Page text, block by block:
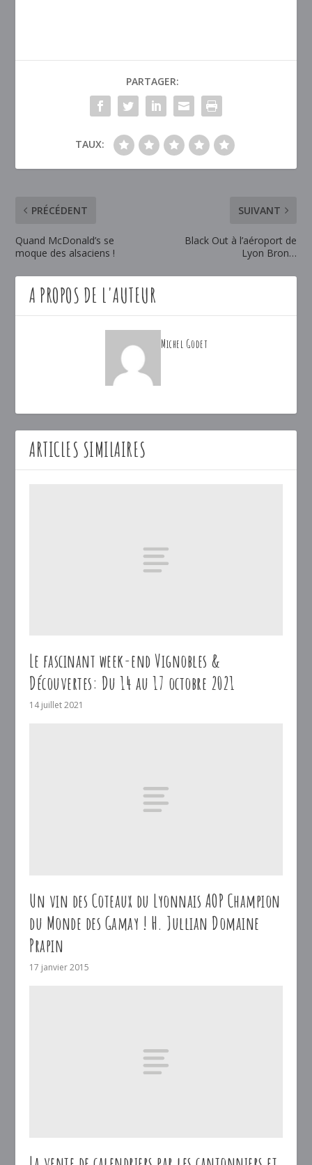
PARTAGER:
TAUX:
PRÉCÉDENT
Quand McDonald’s se
moque des alsaciens !
SUIVANT
Black Out à l’aéroport de
Lyon Bron…
A PROPOS DE L'AUTEUR
Michel Godet
ARTICLES SIMILAIRES
Le fascinant week-end Vignobles &
Découvertes: Du 14 au 17 octobre 2021
14 juillet 2021
Un vin des Coteaux du Lyonnais AOP Champion
du Monde des Gamay ! H. Jullian Domaine
Prapin
17 janvier 2015